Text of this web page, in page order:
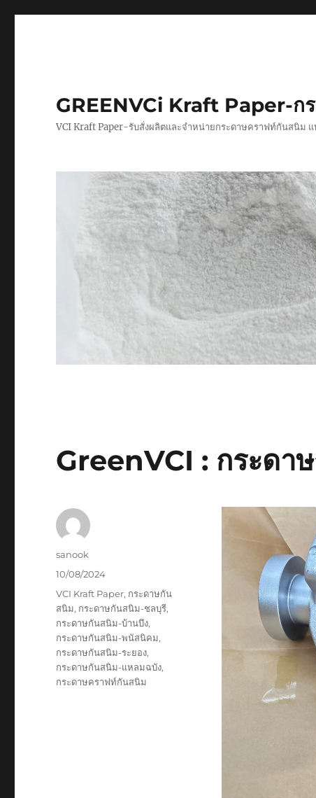
GREENVCi Kraft Paper-ก
VCI Kraft Paper-รับสั่งผลิตและจำหน่ายกระดาษคราฟท์กันสนิม
GreenVCI : กระดา
Author
sanook
Posted
10/08/2024
Tags
VCI Kraft Paper, กระดาษกัน
สนิม, กระดาษกันสนิม-ชลบุรี,
กระดาษกันสนิม-บ้านบึง,
กระดาษกันสนิม-พนัสนิคม,
กระดาษกันสนิม-ระยอง,
กระดาษกันสนิม-แหลมฉบัง,
กระดาษคราฟท์กันสนิม